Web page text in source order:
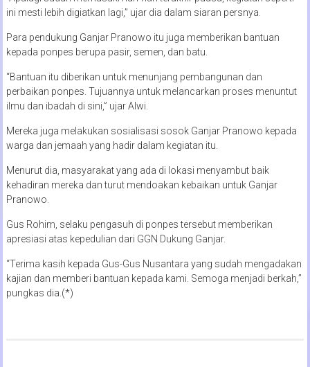
ini mesti lebih digiatkan lagi,” ujar dia dalam siaran persnya.
Para pendukung Ganjar Pranowo itu juga memberikan bantuan
kepada ponpes berupa pasir, semen, dan batu.
“Bantuan itu diberikan untuk menunjang pembangunan dan
perbaikan ponpes. Tujuannya untuk melancarkan proses menuntut
ilmu dan ibadah di sini,” ujar Alwi.
Mereka juga melakukan sosialisasi sosok Ganjar Pranowo kepada
warga dan jemaah yang hadir dalam kegiatan itu.
Menurut dia, masyarakat yang ada di lokasi menyambut baik
kehadiran mereka dan turut mendoakan kebaikan untuk Ganjar
Pranowo.
Gus Rohim, selaku pengasuh di ponpes tersebut memberikan
apresiasi atas kepedulian dari GGN Dukung Ganjar.
“Terima kasih kepada Gus-Gus Nusantara yang sudah mengadakan
kajian dan memberi bantuan kepada kami. Semoga menjadi berkah,”
pungkas dia.(*)